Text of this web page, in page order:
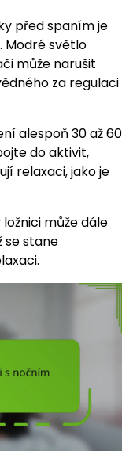
před spaním je
Modré světlo
může narušit
za regulaci
alespoň 30 až 60
do aktivit,
relaxaci, jako je
může dále
se stane